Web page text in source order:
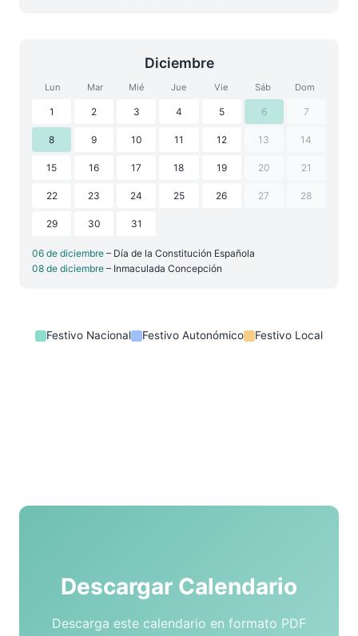
Diciembre
Lun Mar Mié Jue Vie Sáb Dom
1 2 3 4 5 6 7
8 9 10 11 12 13 14
15 16 17 18 19 20 21
22 23 24 25 26 27 28
29 30 31
06 de diciembre – Día de la Constitución Española
08 de diciembre – Inmaculada Concepción
Festivo Nacional Festivo Autonómico Festivo Local
Descargar Calendario
Descarga este calendario en formato PDF